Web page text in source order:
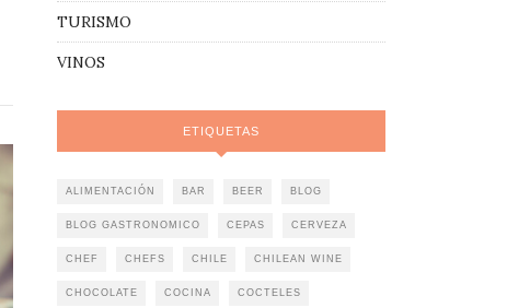
TURISMO
VINOS
ETIQUETAS
ALIMENTACIÓN BAR BEER BLOG
BLOG GASTRONOMICO CEPAS CERVEZA
CHEF CHEFS CHILE CHILEAN WINE
CHOCOLATE COCINA COCTELES